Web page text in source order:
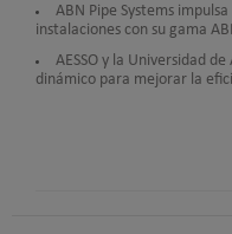
ABN Pipe Systems
instalaciones con su gama
AESSO y la Universidad
dinámico para mejorar la